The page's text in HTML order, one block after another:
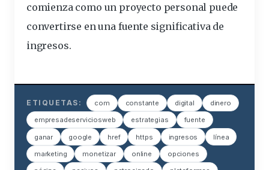
comienza como un proyecto personal puede
convertirse en una fuente significativa de
ingresos.
ETIQUETAS: com constante digital dinero
empresadeserviciosweb estrategias fuente
ganar google href https ingresos línea
marketing monetizar online opciones